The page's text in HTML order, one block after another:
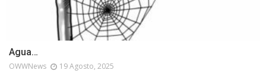
Agua…
OWWNews 19 Agosto, 2025